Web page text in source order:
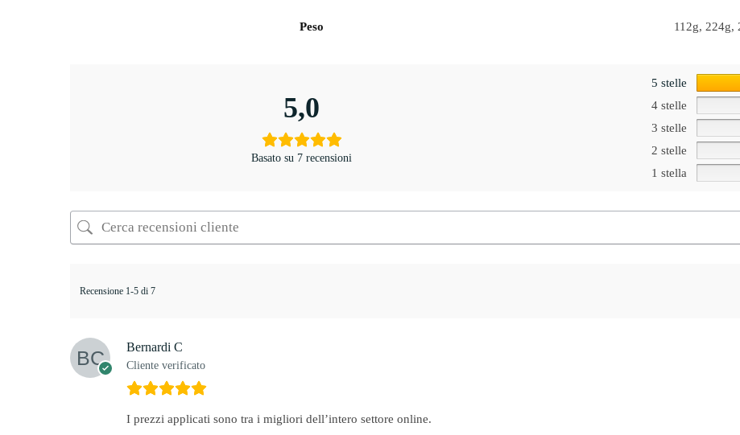
Peso 112g, 224g,
5,0
Basato su 7 recensioni
5 stelle
4 stelle
3 stelle
2 stelle
1 stella
Recensione 1-5 di 7
Bernardi C
Cliente verificato
I prezzi applicati sono tra i migliori dell’intero settore online.